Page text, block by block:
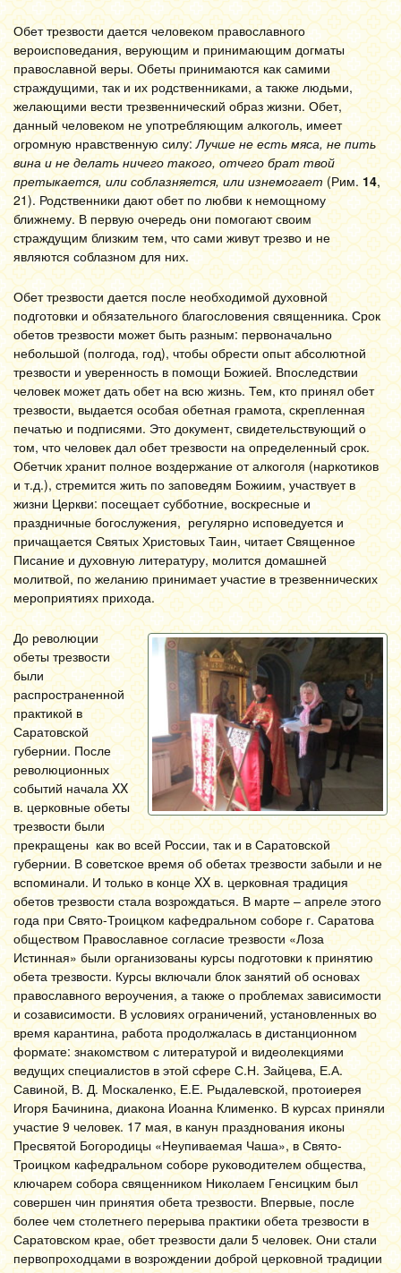
Обет трезвости дается человеком православного
вероисповедания, верующим и принимающим догматы
православной веры. Обеты принимаются как самими
страждущими, так и их родственниками, а также людьми,
желающими вести трезвеннический образ жизни. Обет,
данный человеком не употребляющим алкоголь, имеет
огромную нравственную силу:Лучше не есть мяса, не пить
вина и не делать ничего такого, отчего брат твой
претыкается, или соблазняется, или изнемогает (Рим.14,
21). Родственники дают обет по любви к немощному
ближнему. В первую очередь они помогают своим
страждущим близким тем, что сами живут трезво и не
являются соблазном для них.
Обет трезвости дается после необходимой духовной
подготовки и обязательного благословения священника. Срок
обетов трезвости может быть разным: первоначально
небольшой (полгода, год), чтобы обрести опыт абсолютной
трезвости и уверенность в помощи Божией. Впоследствии
человек может дать обет на всю жизнь. Тем, кто принял обет
трезвости, выдается особая обетная грамота, скрепленная
печатью и подписями. Это документ, свидетельствующий о
том, что человек дал обет трезвости на определенный срок.
Обетчик хранит полное воздержание от алкоголя (наркотиков
и т.д.), стремится жить по заповедям Божиим, участвует в
жизни Церкви: посещает субботние, воскресные и
праздничные богослужения, регулярно исповедуется и
причащается Святых Христовых Таин, читает Священное
Писание и духовную литературу, молится домашней
молитвой, по желанию принимает участие в трезвеннических
мероприятиях прихода.
До революции
обеты трезвости
были
распространенной
практикой в
Саратовской
губернии. После
революционных
событий начала XX
в. церковные обеты
трезвости были
прекращены как во всей России, так и в Саратовской
губернии. В советское время об обетах трезвости забыли и не
вспоминали. И только в конце XX в. церковная традиция
обетов трезвости стала возрождаться. В марте – апреле этого
года при Свято-Троицком кафедральном соборе г. Саратова
обществом Православное согласие трезвости «Лоза
Истинная» были организованы курсы подготовки к принятию
обета трезвости. Курсы включали блок занятий об основах
православного вероучения, а также о проблемах зависимости
и созависимости. В условиях ограничений, установленных во
время карантина, работа продолжалась в дистанционном
формате: знакомством с литературой и видеолекциями
ведущих специалистов в этой сфере С.Н. Зайцева, Е.А.
Савиной, В. Д. Москаленко, Е.Е. Рыдалевской, протоиерея
Игоря Бачинина, диакона Иоанна Клименко. В курсах приняли
участие 9 человек. 17 мая, в канун празднования иконы
Пресвятой Богородицы «Неупиваемая Чаша», в Свято-
Троицком кафедральном соборе руководителем общества,
ключарем собора священником Николаем Генсицким был
совершен чин принятия обета трезвости. Впервые, после
более чем столетнего перерыва практики обета трезвости в
Саратовском крае, обет трезвости дали 5 человек. Они стали
первопроходцами в возрождении доброй церковной традиции